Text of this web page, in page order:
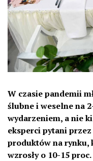
W czasie pandemii
ślubne i weselne na
wydarzeniem, a nie
eksperci pytani
produktów na rynku,
wzrosły o 10-15 proc.